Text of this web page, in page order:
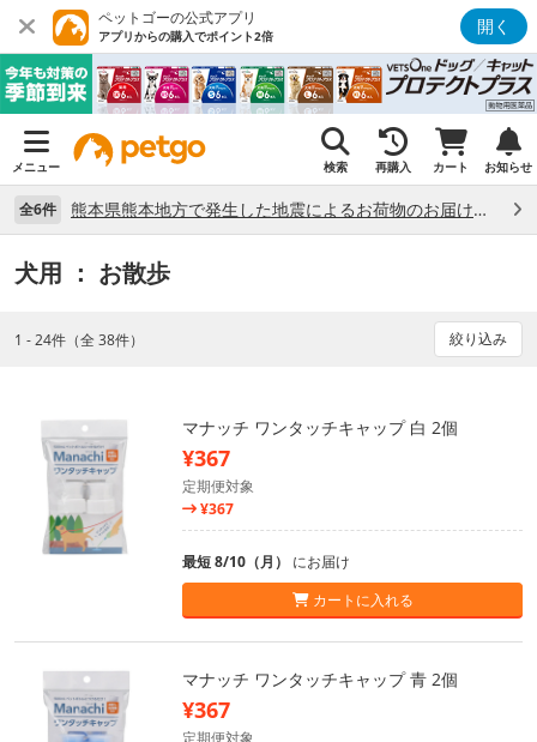
ペットゴーの公式アプリ
アプリからの購入でポイント2倍 開く
メニュー 検索 再購入 カート お知らせ
全6件 熊本県熊本地方で発生した地震によるお荷物のお届け状況について （7/28）
犬用 ： お散歩
1 - 24件（全 38件） 絞り込み
マナッチ ワンタッチキャップ 白 2個
¥367
定期便対象
¥367
最短 8/10（月） にお届け
カートに入れる
マナッチ ワンタッチキャップ 青 2個
¥367